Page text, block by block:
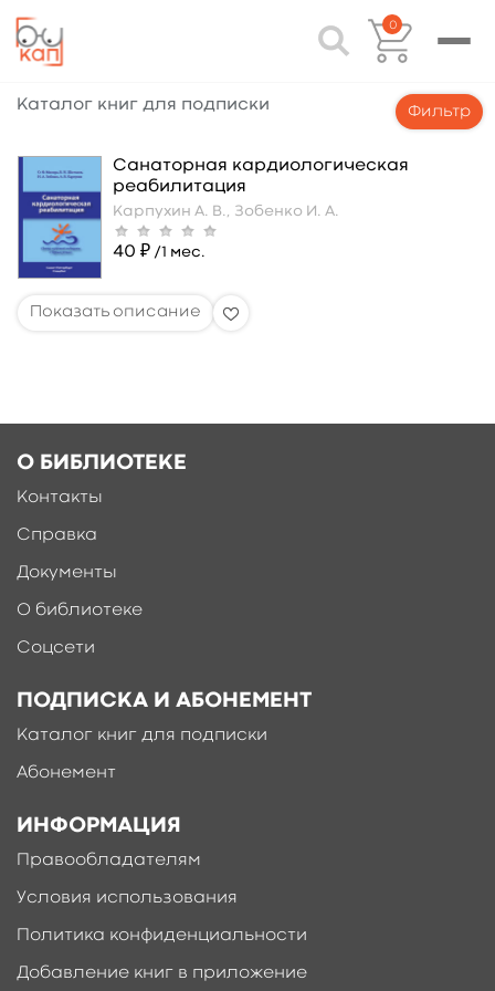
0
Каталог книг для подписки Фильтр
Санаторная кардиологическая
реабилитация
Карпухин А. В., Зобенко И. А.
40 ₽ /1 мес.
О БИБЛИОТЕКЕ
Контакты
Справка
Документы
О библиотеке
Соцсети
ПОДПИСКА И АБОНЕМЕНТ
Каталог книг для подписки
Абонемент
ИНФОРМАЦИЯ
Правообладателям
Условия использования
Политика конфиденциальности
Добавление книг в приложение